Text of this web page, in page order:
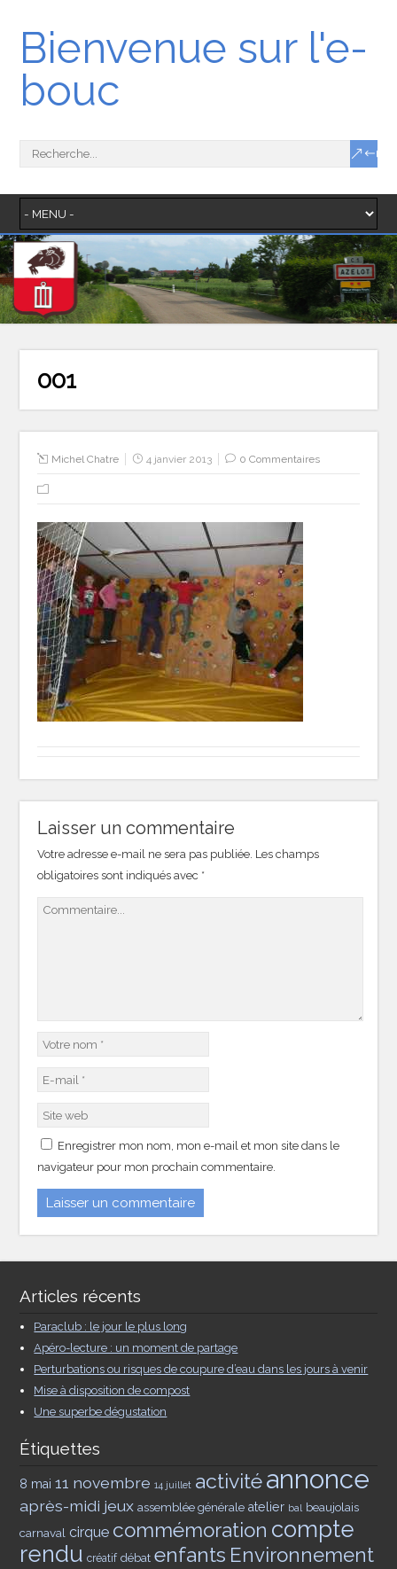
Bienvenue sur l'e-
bouc
001
Michel Chatre 4 janvier 2013 0 Commentaires
Laisser un commentaire
Votre adresse e-mail ne sera pas publiée. Les champs
obligatoires sont indiqués avec *
Enregistrer mon nom, mon e-mail et mon site dans le
navigateur pour mon prochain commentaire.
Articles récents
Paraclub : le jour le plus long
Apéro-lecture : un moment de partage
Perturbations ou risques de coupure d’eau dans les jours à venir
Mise à disposition de compost
Une superbe dégustation
Étiquettes
8 mai 11 novembre 14 juillet activitéannonce
après-midi jeux assemblée générale atelier bal beaujolais
carnaval cirque commémoration compte
rendu créatif débat enfants Environnement